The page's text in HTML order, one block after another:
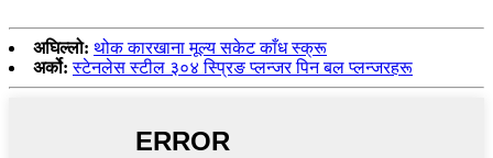
अघिल्लो: थोक कारखाना मूल्य सकेट काँध स्क्रू
अर्को: स्टेनलेस स्टील ३०४ स्प्रिङ प्लन्जर पिन बल प्लन्जरहरू